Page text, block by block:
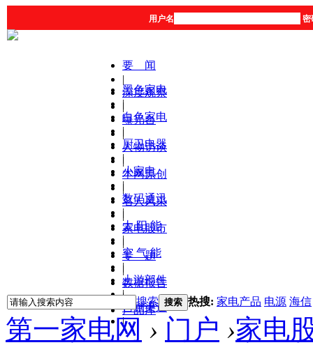
用户名 密
要 闻
|
深度观察
|
曝光台
|
人物访谈
|
本网原创
|
名人风采
|
家电股市
|
专 题
|
数据报告
|
产品库
黑色家电
|
白色家电
|
厨卫电器
|
小家电
|
数码通讯
|
太 阳 能
|
空 气 能
|
上游部件
|
营销渠道
|
搜索 搜索 热搜: 家电产品 电源 海信
第一家电网 › 门户 ›家电